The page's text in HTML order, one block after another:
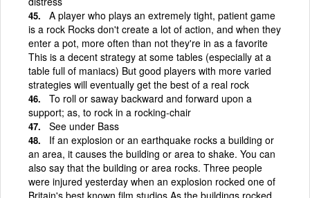
A player who plays an extremely tight, patient game
is a rock Rocks don't create a lot of action, and when they
enter a pot, more often than not they're in as a favorite
This is a decent strategy at some tables (especially at a
table full of maniacs) But good players with more varied
strategies will eventually get the best of a real rock
To roll or saway backward and forward upon a
support; as, to rock in a rocking-chair
See under Bass
If an explosion or an earthquake rocks a building or
an area, it causes the building or area to shake. You can
also say that the building or area rocks. Three people
were injured yesterday when an explosion rocked one of
Britain's best known film studios As the buildings rocked